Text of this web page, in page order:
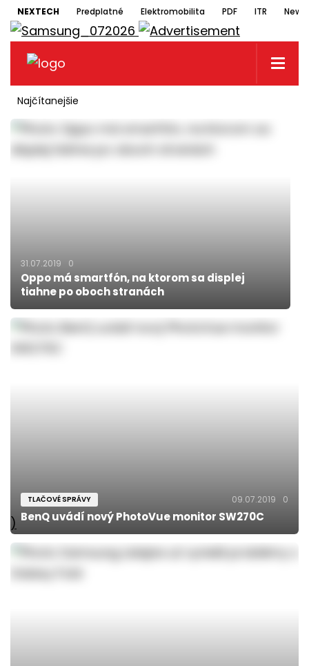
NEXTECH Predplatné Elektromobilita PDF ITR
Najčítanejšie
31.07.2019 0
Oppo má smartfón, na ktorom sa displej
tiahne po oboch stranách
)
TLAČOVÉ SPRÁVY 09.07.2019 0
BenQ uvádí nový PhotoVue monitor SW270C